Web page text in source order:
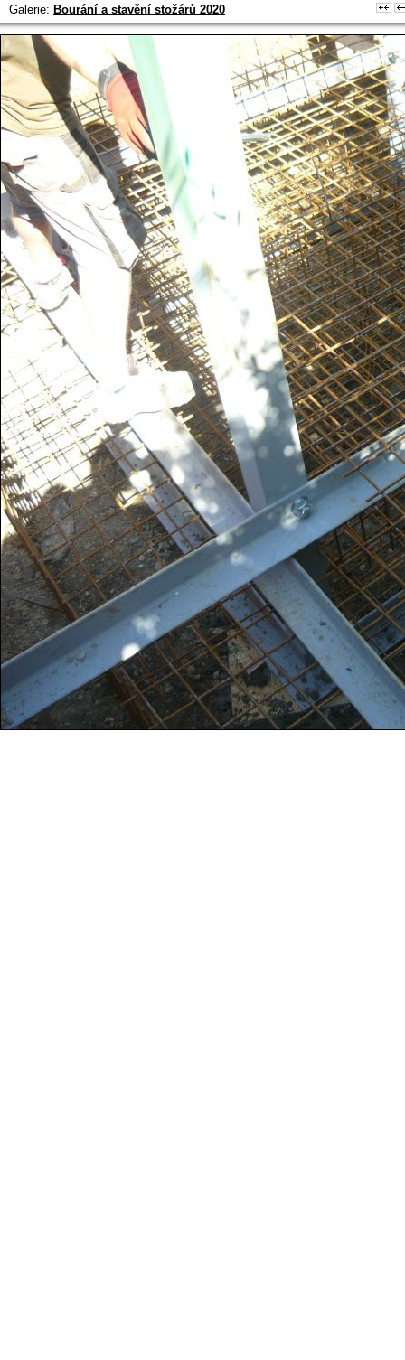
Galerie: Bourání a stavění stožárů 2020